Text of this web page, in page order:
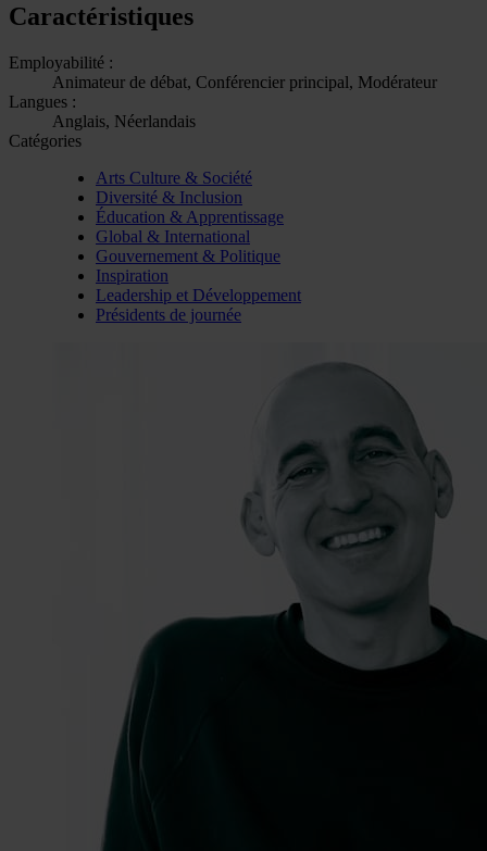
Caractéristiques
Employabilité :
Animateur de débat, Conférencier principal, Modérateur
Langues :
Anglais, Néerlandais
Catégories
Arts Culture & Société
Diversité & Inclusion
Éducation & Apprentissage
Global & International
Gouvernement & Politique
Inspiration
Leadership et Développement
Présidents de journée